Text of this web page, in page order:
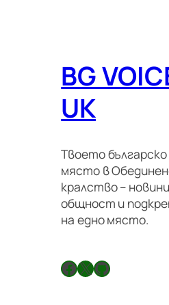
BG
UK
Твоето българско
място в
кралство –
общност и
на едно място.
Facebook X GitHub